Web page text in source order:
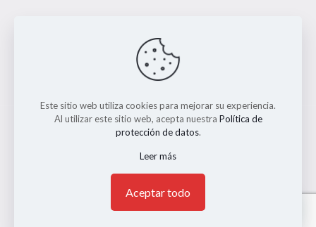
© 2026 ERMO MOTO REPUESTOS. Todos los Derechos
Reservados. || Implementado porAndrés Escobar
Este sitio web utiliza cookies para mejorar su experiencia.
Al utilizar este sitio web, acepta nuestra Política de
protección de datos.
Leer más
Aceptar todo